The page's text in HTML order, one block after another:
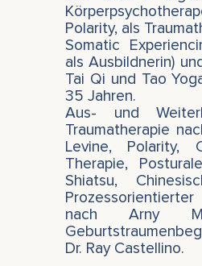
Polarity, als
Somatic
als Ausbildnerin)
Tai Qi und Tao
35 Jahren.
Aus- und
Traumatherapie
Levine, Polarity,
Therapie,
Shiatsu,
nach Arny
Dr. Ray Castellino.